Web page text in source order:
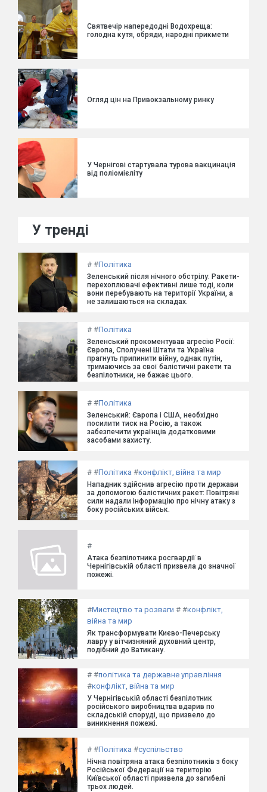
Святвечір напередодні Водохреща:
голодна кутя, обряди, народні прикмети
Огляд цін на Привокзальному ринку
У Чернігові стартувала турова вакцинація
від поліомієліту
У тренді
# #Політика
Зеленський після нічного обстрілу: Ракети-
перехоплювачі ефективні лише тоді, коли
вони перебувають на території України, а
не залишаються на складах.
# #Політика
Зеленський прокоментував агресію Росії:
Європа, Сполучені Штати та Україна
прагнуть припинити війну, однак путін,
тримаючись за свої балістичні ракети та
безпілотники, не бажає цього.
# #Політика
Зеленський: Європа і США, необхідно
посилити тиск на Росію, а також
забезпечити українців додатковими
засобами захисту.
# #Політика #конфлікт, війна та мир
Нападник здійснив агресію проти держави
за допомогою балістичних ракет: Повітряні
сили надали інформацію про нічну атаку з
боку російських військ.
#
Атака безпілотника росгвардії в
Чернігівській області призвела до значної
пожежі.
#Мистецтво та розваги # #конфлікт,
війна та мир
Як трансформувати Києво-Печерську
лавру у вітчизняний духовний центр,
подібний до Ватикану.
# #політика та державне управління
#конфлікт, війна та мир
У Чернігівській області безпілотник
російського виробництва вдарив по
складській споруді, що призвело до
виникнення пожежі.
# #Політика #суспільство
Нічна повітряна атака безпілотників з боку
Російської Федерації на територію
Київської області призвела до загибелі
трьох людей.